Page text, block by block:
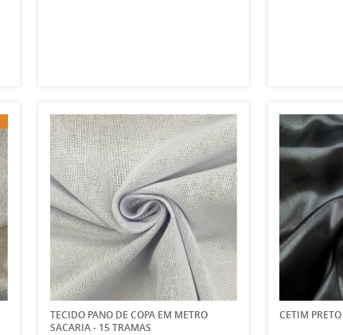
TECIDO PANO DE COPA EM METRO
SACARIA - 15 TRAMAS
CETIM PRETO